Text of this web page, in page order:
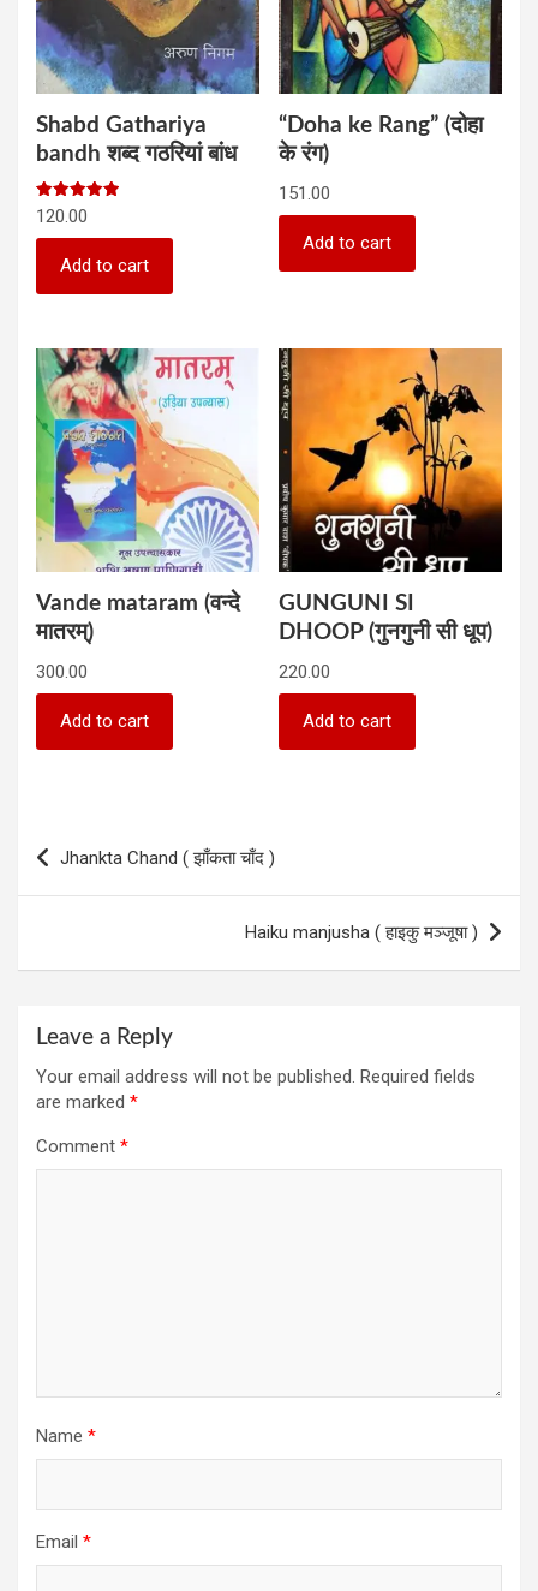
Shabd Gathariya
bandh शब्‍द गठरियां बांध
Rated
5.00
out of 5
120.00
Add to cart
“Doha ke Rang” (दोहा
के रंग)
151.00
Add to cart
Vande mataram (वन्दे
मातरम्)
300.00
Add to cart
GUNGUNI SI
DHOOP (गुनगुनी सी धूप)
220.00
Add to cart
Jhankta Chand ( झाँकता चाँद )
Haiku manjusha ( हाइकु मञ्जूषा )
Leave a Reply
Your email address will not be published. Required fields
are marked *
Comment *
Name *
Email *